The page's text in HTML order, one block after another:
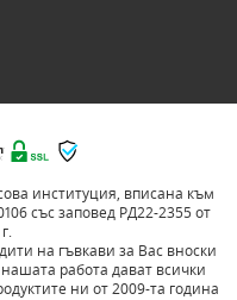
институция, вписана към
със заповед РД22-2355 от
на гъвкави за Вас вноски
работа дават всички
ни от 2009-та година